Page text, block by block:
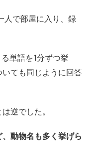
人で部屋に入り、録
単語を1分ずつ挙
ても同じように回答
逆でした。
動物名も多く挙げら